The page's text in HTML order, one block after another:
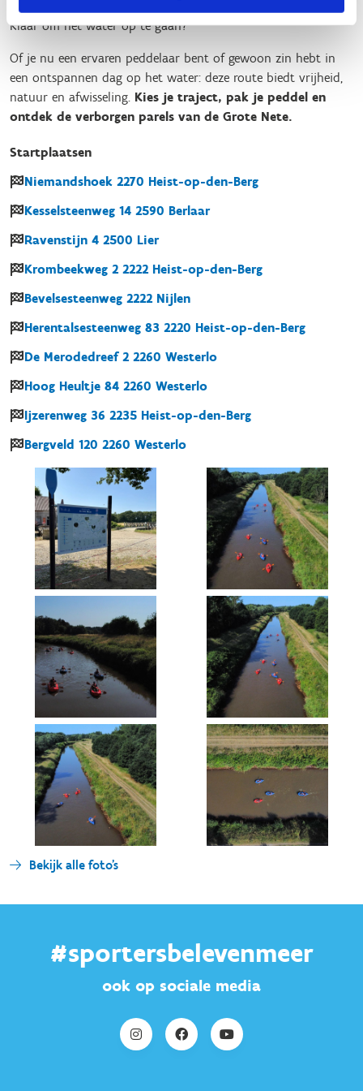
Klaar om het water op te gaan?
Of je nu een ervaren peddelaar bent of gewoon zin hebt in
een ontspannen dag op het water: deze route biedt vrijheid,
natuur en afwisseling. Kies je traject, pak je peddel en
ontdek de verborgen parels van de Grote Nete.
Startplaatsen
Niemandshoek 2270 Heist-op-den-Berg
Kesselsteenweg 14 2590 Berlaar
Ravenstijn 4 2500 Lier
Krombeekweg 2 2222 Heist-op-den-Berg
Bevelsesteenweg 2222 Nijlen
Herentalsesteenweg 83 2220 Heist-op-den-Berg
De Merodedreef 2 2260 Westerlo
Hoog Heultje 84 2260 Westerlo
Ijzerenweg 36 2235 Heist-op-den-Berg
Bergveld 120 2260 Westerlo
Bekijk alle foto's
#sportersbelevenmeer
ook op sociale media